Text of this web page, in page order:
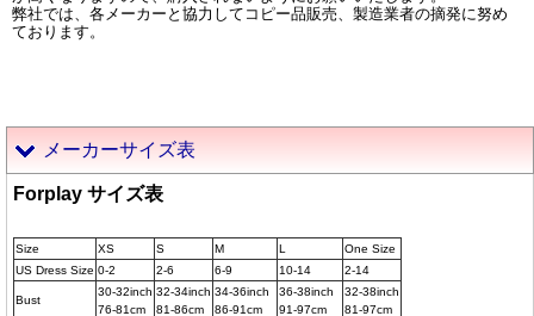
弊社では、各メーカーと協力してコピー品販売、製造業者の摘発に努め
ております。
メーカーサイズ表
Forplay サイズ表
Size XS S M L
One Size
US Dress Size 0-2 2-6 6-9 10-14 2-14
Bust
30-32inch
76-81cm
32-34inch
81-86cm
34-36inch
86-91cm
36-38inch
91-97cm
32-38inch
81-97cm